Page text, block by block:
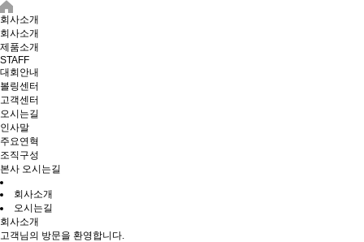
회사소개
회사소개
제품소개
STAFF
대회안내
볼링센터
고객센터
오시는길
인사말
주요연혁
조직구성
본사 오시는길
회사소개
오시는길
회사소개
고객님의 방문을 환영합니다.